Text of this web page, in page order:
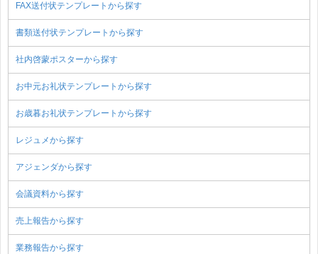
FAX送付状テンプレートから探す
書類送付状テンプレートから探す
社内啓蒙ポスターから探す
お中元お礼状テンプレートから探す
お歳暮お礼状テンプレートから探す
レジュメから探す
アジェンダから探す
会議資料から探す
売上報告から探す
業務報告から探す